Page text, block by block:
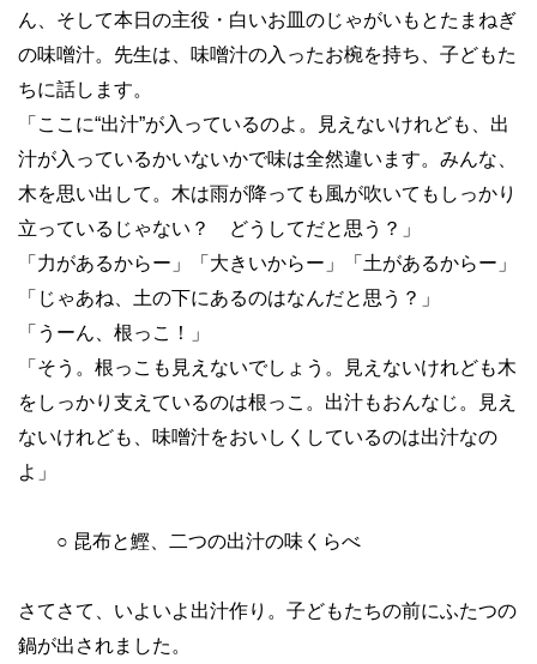
ん、そして本日の主役・白いお皿のじゃがいもとたまねぎ
の味噌汁。先生は、味噌汁の入ったお椀を持ち、子どもた
ちに話します。
「ここに“出汁”が入っているのよ。見えないけれども、出
汁が入っているかいないかで味は全然違います。みんな、
木を思い出して。木は雨が降っても風が吹いてもしっかり
立っているじゃない？ どうしてだと思う？」
「力があるからー」「大きいからー」「土があるからー」
「じゃあね、土の下にあるのはなんだと思う？」
「うーん、根っこ！」
「そう。根っこも見えないでしょう。見えないけれども木
をしっかり支えているのは根っこ。出汁もおんなじ。見え
ないけれども、味噌汁をおいしくしているのは出汁なの
よ」
○ 昆布と鰹、二つの出汁の味くらべ
さてさて、いよいよ出汁作り。子どもたちの前にふたつの
鍋が出されました。